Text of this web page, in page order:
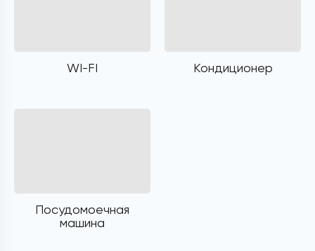
WI-FI Кондиционер
Посудомоечная
машина